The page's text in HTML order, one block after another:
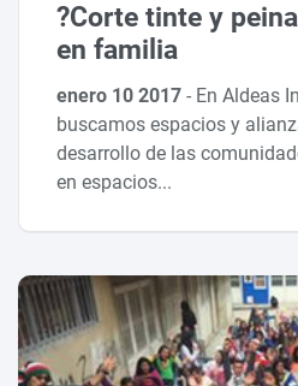
?Corte tinte y
en familia
enero 10 2017- En Aldeas
buscamos espacios y
desarrollo de las
en espacios...